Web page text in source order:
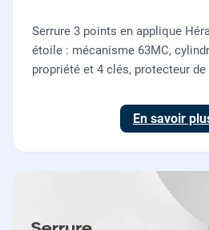
Serrure 3 points en applique
étoile : mécanisme 63MC,
propriété et 4 clés, protecteur
renforcer une porte d'entrée
En savoir